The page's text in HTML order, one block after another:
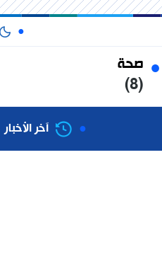
صحة
(8)
آخر الأخبار